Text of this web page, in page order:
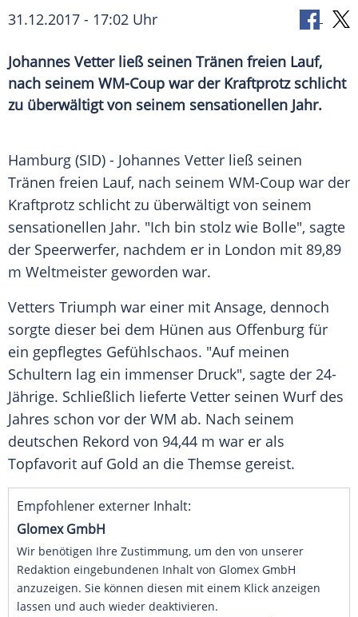
31.12.2017 - 17:02 Uhr
Johannes Vetter ließ seinen Tränen freien Lauf,
nach seinem WM-Coup war der Kraftprotz schlicht
zu überwältigt von seinem sensationellen Jahr.
Hamburg (SID) - Johannes Vetter ließ seinen
Tränen freien Lauf, nach seinem WM-Coup war der
Kraftprotz schlicht zu überwältigt von seinem
sensationellen Jahr. "Ich bin stolz wie Bolle", sagte
der Speerwerfer, nachdem er in London mit 89,89
m Weltmeister geworden war.
Vetters Triumph war einer mit Ansage, dennoch
sorgte dieser bei dem Hünen aus Offenburg für
ein gepflegtes Gefühlschaos. "Auf meinen
Schultern lag ein immenser Druck", sagte der 24-
Jährige. Schließlich lieferte Vetter seinen Wurf des
Jahres schon vor der WM ab. Nach seinem
deutschen Rekord von 94,44 m war er als
Topfavorit auf Gold an die Themse gereist.
Empfohlener externer Inhalt:
Glomex GmbH
Wir benötigen Ihre Zustimmung, um den von unserer
Redaktion eingebundenen Inhalt von Glomex GmbH
anzuzeigen. Sie können diesen mit einem Klick anzeigen
lassen und auch wieder deaktivieren.